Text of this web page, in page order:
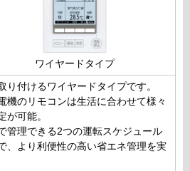
ワイヤードタイプ
り付けるワイヤードタイプです。
機のリモコンは生活に合わせて様々
が可能。
管理できる2つの運転スケジュール
、より利便性の高い省エネ管理を実